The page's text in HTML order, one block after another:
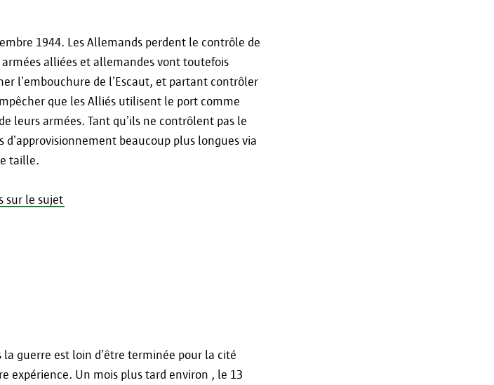
1944. Les Allemands perdent le contrôle de
alliées et allemandes vont toutefois
l’embouchure de l’Escaut, et partant contrôler
que les Alliés utilisent le port comme
leurs armées. Tant qu’ils ne contrôlent pas le
d’approvisionnement beaucoup plus longues via
taille.
sur le sujet
guerre est loin d’être terminée pour la cité
expérience. Un mois plus tard environ , le 13